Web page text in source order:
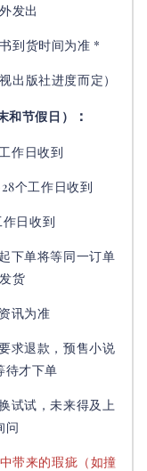
发出
到货时间为准 *
出版社进度而定）
和节假日） ：
作日收到
个工作日收到
日收到
下单将等同一订单
货
讯为准
求退款，预售小说
待才下单
试试，未来得及上
问
带来的瑕疵（如撞